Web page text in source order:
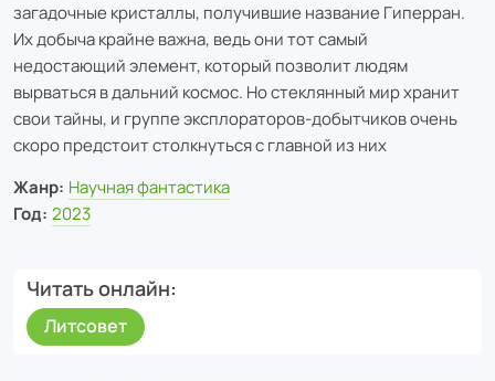
загадочные кристаллы, получившие название Гиперран.
Их добыча крайне важна, ведь они тот самый
недостающий элемент, который позволит людям
вырваться в дальний космос. Но стеклянный мир хранит
свои тайны, и группе эксплораторов-добытчиков очень
скоро предстоит столкнуться с главной из них
Жанр: Научная фантастика
Год: 2023
Читать онлайн
Литсовет